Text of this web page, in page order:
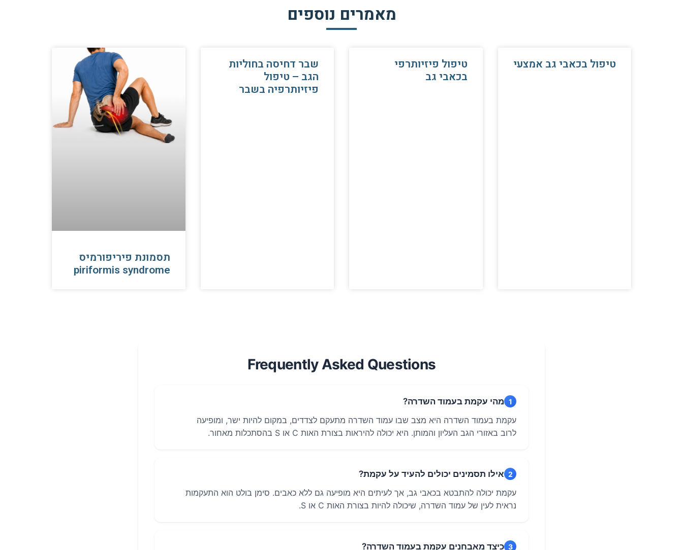
מאמרים נוספים
טיפול בכאבי גב אמצעי
טיפול פיזיותרפי
בכאבי גב
שבר דחיסה בחוליות
הגב – טיפול
פיזיותרפיה בשבר
תסמונת פיריפורמיס
piriformis syndrome
Frequently Asked Questions
1 מהי עקמת בעמוד השדרה?
עקמת בעמוד השדרה היא מצב שבו עמוד השדרה מתעקם לצדדים, במקום להיות ישר, ומופיעה
לרוב באזורי הגב העליון והמותן. היא יכולה להיראות בצורת האות C או S בהסתכלות מאחור.
2 אילו תסמינים יכולים להעיד על עקמת?
עקמת יכולה להתבטא בכאבי גב, אך לעיתים היא מופיעה גם ללא כאבים. סימן בולט הוא התעקמות
נראית לעין של עמוד השדרה, שיכולה להיות בצורת האות C או S.
3 כיצד מאבחנים עקמת בעמוד השדרה?